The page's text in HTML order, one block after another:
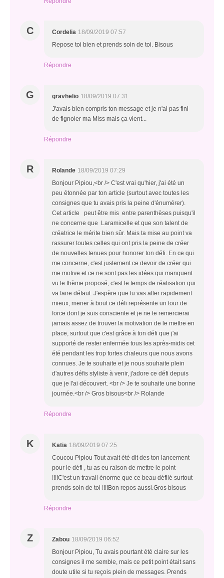
C Cordelia 18/09/2019 07:57
Repose toi bien et prends soin de toi. Bisous
Répondre
G gravhelio 18/09/2019 07:31
J'avais bien compris ton message et je n'ai pas fini
de fignoler ma Miss mais ça vient...
Répondre
R Rolande 18/09/2019 07:29
Bonjour Pipiou,<br /> C'est vrai qu'hier, j'ai été un
peu étonnée par ton article (surtout avec toutes les
consignes que tu avais pris la peine d'énumérer).
Cet article peut être mis entre parenthèses puisqu'il
ne concerne que Laramicelle et que son talent de
créatrice le mérite bien sûr. Mais ta mise au point va
rassurer toutes celles qui ont pris la peine de créer
de nouvelles tenues pour honorer ton défi. En ce qui
me concerne, c'est justement ce devoir de créer qui
me motive et ce ne sont pas les idées qui manquent
vu le thème proposé, c'est le temps de réalisation qui
va faire défaut. J'espère que tu vas aller rapidement
mieux, mener à bout ce défi représente un tour de
force dont je suis consciente et je ne te remercierai
jamais assez de trouver la motivation de le mettre en
place, surtout que c'est grâce à ton défi que j'ai
supporté de rester enfermée tous les après-midis cet
été pendant les trop fortes chaleurs que nous avons
connues. Je te souhaite et je nous souhaite plein
d'autres défis styliste à venir, j'adore ce défi depuis
que je l'ai découvert. <br /> Je te souhaite une bonne
journée.<br /> Gros bisous<br /> Rolande
Répondre
K Katia 18/09/2019 07:25
Coucou Pipiou Tout avait été dit des ton lancement
pour le défi , tu as eu raison de mettre le point
!!!!C'est un travail énorme que ce beau défilé surtout
prends soin de toi !!!!Bon repos aussi.Gros bisous
Répondre
Z Zabou 18/09/2019 06:52
Bonjour Pipiou, Tu avais pourtant été claire sur les
consignes il me semble, mais ce petit point était sans
doute utile si tu reçois plein de messages. Prends